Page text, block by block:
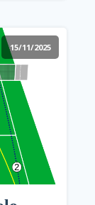
15/11/2025